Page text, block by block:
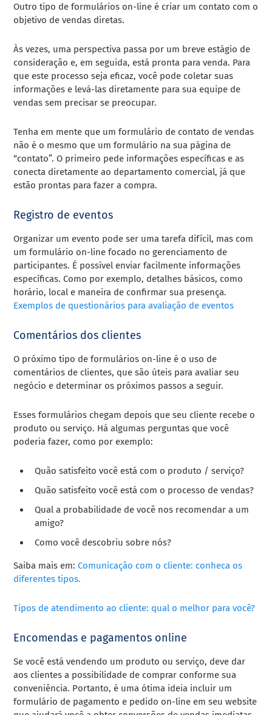
Outro tipo de formulários on-line é criar um contato com o
objetivo de vendas diretas.
Às vezes, uma perspectiva passa por um breve estágio de
consideração e, em seguida, está pronta para venda. Para
que este processo seja eficaz, você pode coletar suas
informações e levá-las diretamente para sua equipe de
vendas sem precisar se preocupar.
Tenha em mente que um formulário de contato de vendas
não é o mesmo que um formulário na sua página de
“contato”. O primeiro pede informações específicas e as
conecta diretamente ao departamento comercial, já que
estão prontas para fazer a compra.
Registro de eventos
Organizar um evento pode ser uma tarefa difícil, mas com
um formulário on-line focado no gerenciamento de
participantes. É possível enviar facilmente informações
específicas. Como por exemplo, detalhes básicos, como
horário, local e maneira de confirmar sua presença.
Exemplos de questionários para avaliação de eventos
Comentários dos clientes
O próximo tipo de formulários on-line é o uso de
comentários de clientes, que são úteis para avaliar seu
negócio e determinar os próximos passos a seguir.
Esses formulários chegam depois que seu cliente recebe o
produto ou serviço. Há algumas perguntas que você
poderia fazer, como por exemplo:
Quão satisfeito você está com o produto / serviço?
Quão satisfeito você está com o processo de vendas?
Qual a probabilidade de você nos recomendar a um
amigo?
Como você descobriu sobre nós?
Saiba mais em:Comunicação com o cliente: conheca os
diferentes tipos.
Tipos de atendimento ao cliente: qual o melhor para você?
Encomendas e pagamentos online
Se você está vendendo um produto ou serviço, deve dar
aos clientes a possibilidade de comprar conforme sua
conveniência. Portanto, é uma ótima ideia incluir um
formulário de pagamento e pedido on-line em seu website